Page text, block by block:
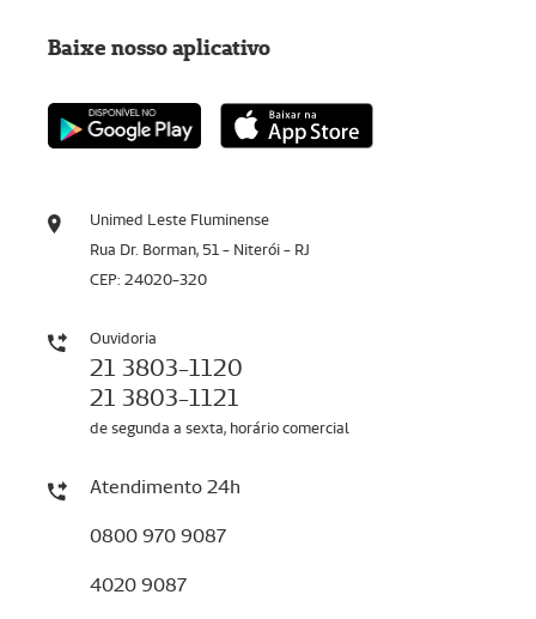
Unimed Leste Fluminense
Rua Dr. Borman, 51 - Niterói - RJ
CEP: 24020-320
Ouvidoria
21 3803-1120
21 3803-1121
de segunda a sexta, horário comercial
Atendimento 24h
0800 970 9087
4020 9087
Baixe nosso aplicativo